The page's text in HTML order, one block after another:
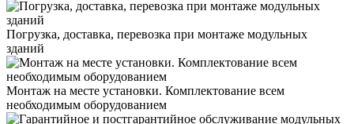
Погрузка, доставка, перевозка при монтаже модульных
зданий
Монтаж на месте установки. Комплектование всем
необходимым оборудованием